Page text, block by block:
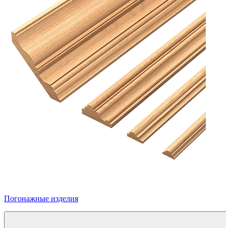
Погонажные изделия